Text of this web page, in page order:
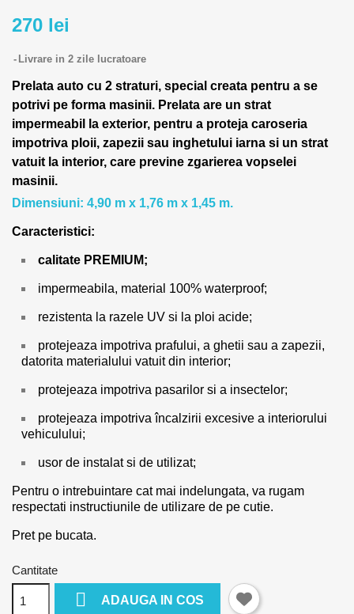
270 lei
Livrare in 2 zile lucratoare
Prelata auto cu 2 straturi, special creata pentru a se
potrivi pe forma masinii. Prelata are un strat
impermeabil la exterior, pentru a proteja caroseria
impotriva ploii, zapezii sau inghetului iarna si un strat
vatuit la interior, care previne zgarierea vopselei
masinii.
Dimensiuni: 4,90 m x 1,76 m x 1,45 m.
Caracteristici:
calitate PREMIUM;
impermeabila, material 100% waterproof;
rezistenta la razele UV si la ploi acide;
protejeaza impotriva prafului, a ghetii sau a zapezii,
datorita materialului vatuit din interior;
protejeaza impotriva pasarilor si a insectelor;
protejeaza impotriva încalzirii excesive a interiorului
vehiculului;
usor de instalat si de utilizat;
Pentru o intrebuintare cat mai indelungata, va rugam
respectati instructiunile de utilizare de pe cutie.
Pret pe bucata.
Cantitate
 ADAUGA IN COS